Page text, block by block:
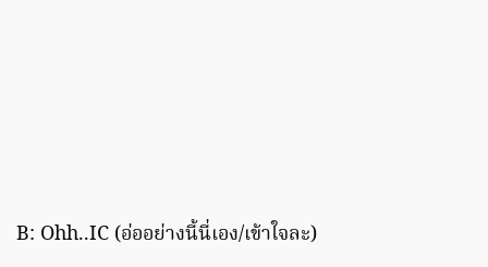
B: Ohh..IC (อ่ออย่างนี้นี่เอง/เข้าใจละ)